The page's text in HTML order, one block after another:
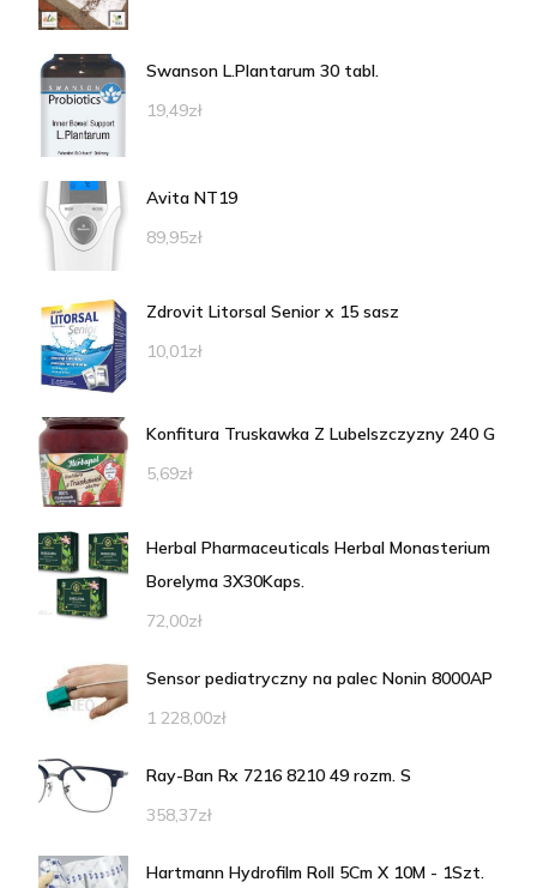
Swanson L.Plantarum 30 tabl.
19,49zł
Avita NT19
89,95zł
Zdrovit Litorsal Senior x 15 sasz
10,01zł
Konfitura Truskawka Z Lubelszczyzny 240 G
5,69zł
Herbal Pharmaceuticals Herbal Monasterium
Borelyma 3X30Kaps.
72,00zł
Sensor pediatryczny na palec Nonin 8000AP
1 228,00zł
Ray-Ban Rx 7216 8210 49 rozm. S
358,37zł
Hartmann Hydrofilm Roll 5Cm X 10M - 1Szt.